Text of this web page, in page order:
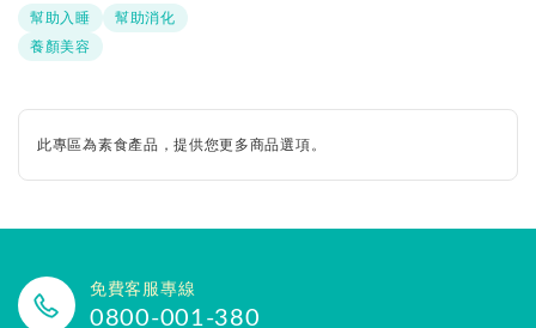
幫助入睡
幫助消化
養顏美容
此專區為素食產品，提供您更多商品選項。
免費客服專線
0800-001-380